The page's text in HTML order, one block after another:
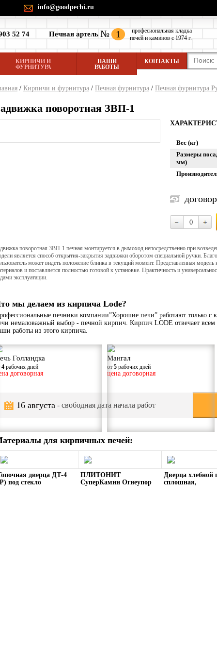
info@goodpechi.ru
52 74 Печная артель № 1
професиональная кладка
печей и каминов с 1974 г.
КИРПИЧИ И
ФУРНИТУРА
НАШИ
РАБОТЫ
КОНТАКТЫ
/ Кирпичи и фурнитура / Печная фурнитура / Печная фурнитура
поворотная ЗВП-1
Вес (кг)
Размеры
мм)
поворотная ЗВП-1 печная монтируется в дымоход непосредственно при
является способ открытия-закрытия задвижки оборотом специальной ручки.
может видеть положение блинка в текущий момент. Представленная модель
и поставляется полностью готовой к установке. Практичность и
эксплуатации.
мы делаем из кирпича Lode?
печники компании”Хорошие печи” работают только с
немаловажный выбор - печной кирпич. Кирпич LODE отвечает всем
работы из этого кирпича.
Голландка
4 рабочих дней
договорная
Мангал
от 5 рабочих дней
цена договорная
16 августа - свободная дата начала работ
для кирпичных печей:
дверца ДТ-4
под стекло
ПЛИТОНИТ
СуперКамин Огнеупор
Дверца хлебной
сплошная,